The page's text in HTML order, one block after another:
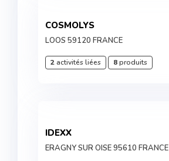
COSMOLYS
LOOS 59120 FRANCE
2activités liées 8produits
IDEXX
ERAGNY SUR OISE 95610 FRANCE